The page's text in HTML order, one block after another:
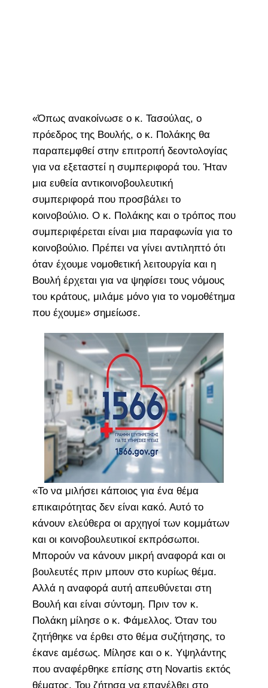
«Όπως ανακοίνωσε ο κ. Τασούλας, ο
πρόεδρος της Βουλής, ο κ. Πολάκης θα
παραπεμφθεί στην επιτροπή δεοντολογίας
για να εξεταστεί η συμπεριφορά του. Ήταν
μια ευθεία αντικοινοβουλευτική
συμπεριφορά που προσβάλει το
κοινοβούλιο. Ο κ. Πολάκης και ο τρόπος που
συμπεριφέρεται είναι μια παραφωνία για το
κοινοβούλιο. Πρέπει να γίνει αντιληπτό ότι
όταν έχουμε νομοθετική λειτουργία και η
Βουλή έρχεται για να ψηφίσει τους νόμους
του κράτους, μιλάμε μόνο για το νομοθέτημα
που έχουμε» σημείωσε.
«Το να μιλήσει κάποιος για ένα θέμα
επικαιρότητας δεν είναι κακό. Αυτό το
κάνουν ελεύθερα οι αρχηγοί των κομμάτων
και οι κοινοβουλευτικοί εκπρόσωποι.
Μπορούν να κάνουν μικρή αναφορά και οι
βουλευτές πριν μπουν στο κυρίως θέμα.
Αλλά η αναφορά αυτή απευθύνεται στη
Βουλή και είναι σύντομη. Πριν τον κ.
Πολάκη μίλησε ο κ. Φάμελλος. Όταν του
ζητήθηκε να έρθει στο θέμα συζήτησης, το
έκανε αμέσως. Μίλησε και ο κ. Υψηλάντης
που αναφέρθηκε επίσης στη Novartis εκτός
θέματος. Του ζήτησα να επανέλθει στο